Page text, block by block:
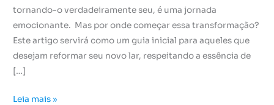
tornando-o verdadeiramente seu, é uma jornada
emocionante. Mas por onde começar essa transformação?
Este artigo servirá como um guia inicial para aqueles que
desejam reformar seu novo lar, respeitando a essência de
[…]
Leia mais »